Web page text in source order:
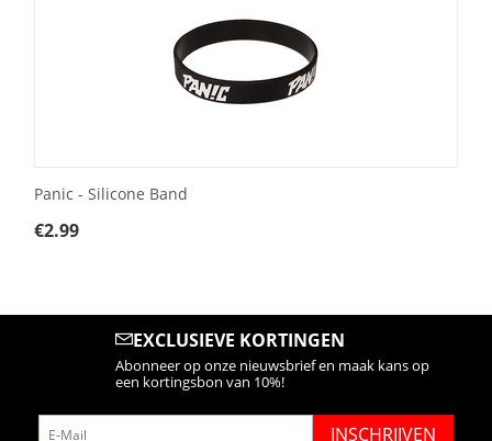
Panic - Silicone Band
€2.99
EXCLUSIEVE KORTINGEN
Abonneer op onze nieuwsbrief en maak kans op
een kortingsbon van 10%!
INSCHRIJVEN